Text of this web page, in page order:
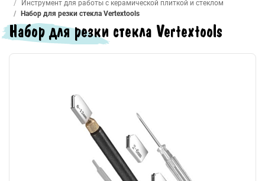
Инструмент для работы с керамической плиткой и стеклом
Набор для резки стекла Vertextools
Набор для резки стекла Vertextools